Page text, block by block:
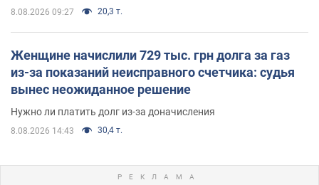
8.08.2026 09:27 20,3 т.
Женщине начислили 729 тыс. грн долга за газ
из-за показаний неисправного счетчика: судья
вынес неожиданное решение
Нужно ли платить долг из-за доначисления
8.08.2026 14:43 30,4 т.